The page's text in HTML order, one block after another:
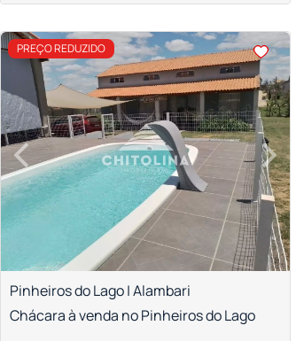
PREÇO REDUZIDO
<<<<
‹Previous ›
Next
Pinheiros do Lago | Alambari
Chácara à venda no Pinheiros do Lago